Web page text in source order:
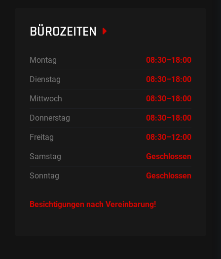
BÜROZEITEN
Montag 08:30–18:00
Dienstag 08:30–18:00
Mittwoch 08:30–18:00
Donnerstag 08:30–18:00
Freitag 08:30–12:00
Samstag Geschlossen
Sonntag Geschlossen
Besichtigungen nach Vereinbarung!